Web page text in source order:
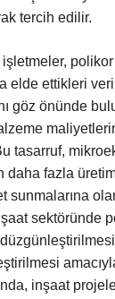
tercih edilir.
elde ettikleri
göz önünde
tasarruf,
daha fazla
sunmalarına
sektöründe
inşaat